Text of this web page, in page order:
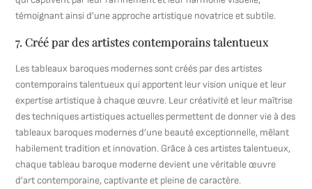
témoignant ainsi d’une approche artistique novatrice et subtile.
7. Créé par des artistes contemporains talentueux
Les tableaux baroques modernes sont créés par des artistes
contemporains talentueux qui apportent leur vision unique et leur
expertise artistique à chaque œuvre. Leur créativité et leur maîtrise
des techniques artistiques actuelles permettent de donner vie à des
tableaux baroques modernes d’une beauté exceptionnelle, mêlant
habilement tradition et innovation. Grâce à ces artistes talentueux,
chaque tableau baroque moderne devient une véritable œuvre
d’art contemporaine, captivante et pleine de caractère.